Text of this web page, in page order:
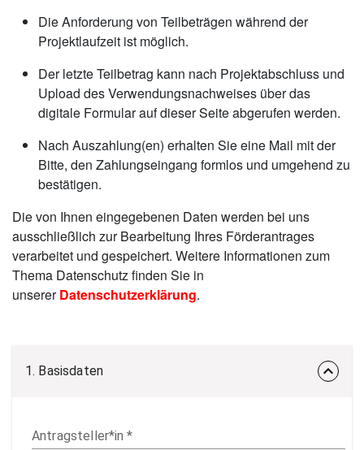
Die Anforderung von Teilbeträgen während der
Projektlaufzeit ist möglich.
Der letzte Teilbetrag kann nach Projektabschluss und
Upload des Verwendungsnachweises über das
digitale Formular auf dieser Seite abgerufen werden.
Nach Auszahlung(en) erhalten Sie eine Mail mit der
Bitte, den Zahlungseingang formlos und umgehend zu
bestätigen.
Die von Ihnen eingegebenen Daten werden bei uns
ausschließlich zur Bearbeitung Ihres Förderantrages
verarbeitet und gespeichert. Weitere Informationen zum
Thema Datenschutz finden Sie in
unsererDatenschutzerklärung.
1. Basisdaten keyboard_arrow_down
Antragsteller*in *